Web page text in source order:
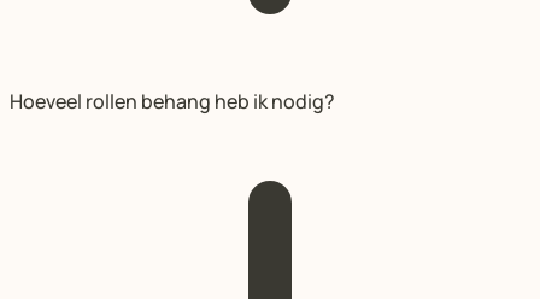
Hoeveel rollen behang heb ik nodig?